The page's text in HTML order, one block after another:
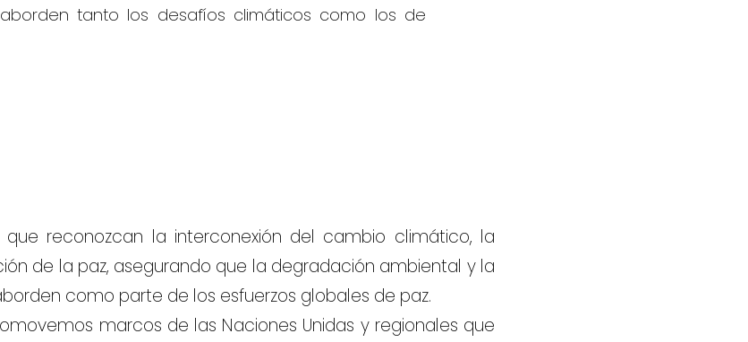
tanto los desafíos climáticos como los de
reconozcan la interconexión del cambio climático, la
de la paz, asegurando que la degradación ambiental y la
como parte de los esfuerzos globales de paz.
marcos de las Naciones Unidas y regionales que